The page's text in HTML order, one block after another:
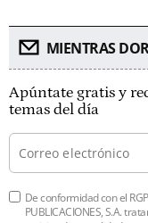
MIENTRAS
Apúntate gratis y
temas del día
De conformidad con el
PUBLICACIONES, S.A.